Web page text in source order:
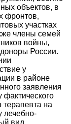
объектов, в
фронтов,
участках
члены семей
войны,
России.
у
в районе
заявления
фактического
терапевта на
лечебно-
вид